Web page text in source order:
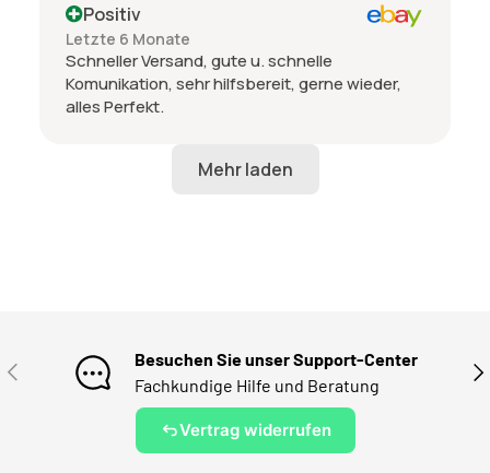
Positiv
Letzte 6 Monate
Schneller Versand, gute u. schnelle
Komunikation, sehr hilfsbereit, gerne wieder,
alles Perfekt.
VORHERIGE
Besuchen Sie unser Support-Center
Fachkundige Hilfe und Beratung
Vertrag widerrufen